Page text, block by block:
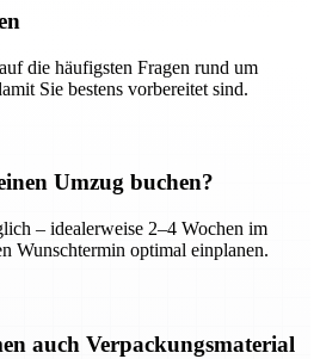
die häufigsten Fragen rund um
Sie bestens vorbereitet sind.
Umzug buchen?
– idealerweise 2–4 Wochen im
Wunschtermin optimal einplanen.
auch Verpackungsmaterial